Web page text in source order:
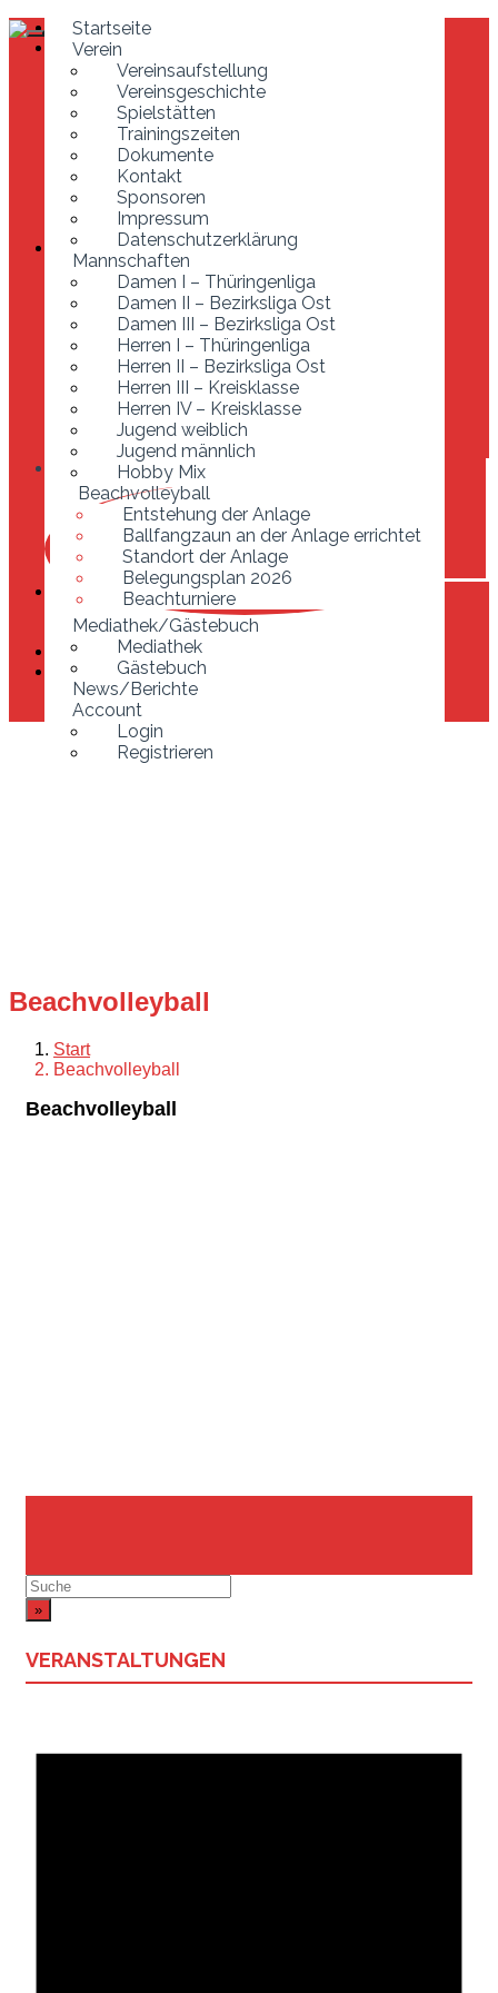
Startseite
Verein
Vereinsaufstellung
Vereinsgeschichte
Spielstätten
Trainingszeiten
Dokumente
Kontakt
Sponsoren
Impressum
Datenschutzerklärung
Mannschaften
Damen I – Thüringenliga
Damen II – Bezirksliga Ost
Damen III – Bezirksliga Ost
Herren I – Thüringenliga
Herren II – Bezirksliga Ost
Herren III – Kreisklasse
Herren IV – Kreisklasse
Jugend weiblich
Jugend männlich
Hobby Mix
Beachvolleyball
Entstehung der Anlage
Ballfangzaun an der Anlage errichtet
Standort der Anlage
Belegungsplan 2026
Beachturniere
Mediathek/Gästebuch
Mediathek
Gästebuch
News/Berichte
Account
Login
Registrieren
Startseite
Verein
Vereinsaufstellung
Vereinsgeschichte
Spielstätten
Trainingszeiten
Dokumente
Kontakt
Sponsoren
Impressum
Datenschutzerklärung
Mannschaften
Damen I – Thüringenliga
Damen II – Bezirksliga Ost
Damen III – Bezirksliga Ost
Herren I – Thüringenliga
Herren II – Bezirksliga Ost
Herren III – Kreisklasse
Herren IV – Kreisklasse
Jugend weiblich
Jugend männlich
Hobby Mix
Beachvolleyball
Entstehung der Anlage
Ballfangzaun an der Anlage errichtet
Standort der Anlage
Belegungsplan 2026
Beachturniere
Mediathek/Gästebuch
Mediathek
Gästebuch
News/Berichte
Account
Login
Registrieren
Beachvolleyball
Start
Beachvolleyball
Beachvolleyball
Suchergebnis
für:
VERANSTALTUNGEN